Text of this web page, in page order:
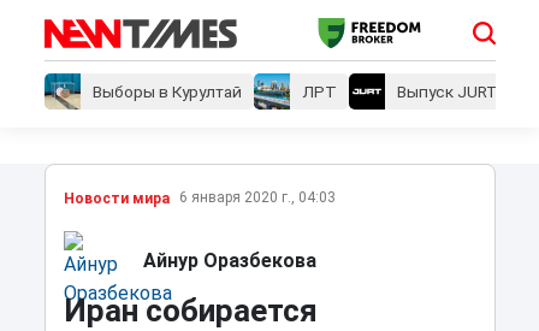
Выборы в Курултай ЛРТ Выпуск JURT
Новости мира 6 января 2020 г., 04:03
Айнур Оразбекова
Иран собирается